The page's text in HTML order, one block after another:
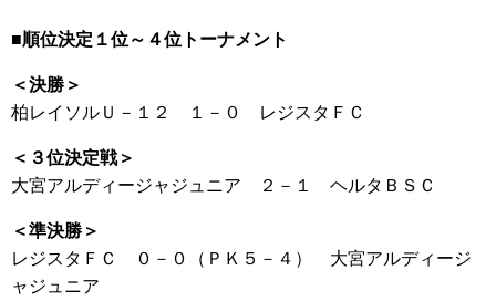
■順位決定１位～４位トーナメント
＜決勝＞
柏レイソルＵ－１２ １－０ レジスタＦＣ
＜３位決定戦＞
大宮アルディージャジュニア ２－１ ヘルタＢＳＣ
＜準決勝＞
レジスタＦＣ ０－０（ＰＫ５－４） 大宮アルディージ
ャジュニア